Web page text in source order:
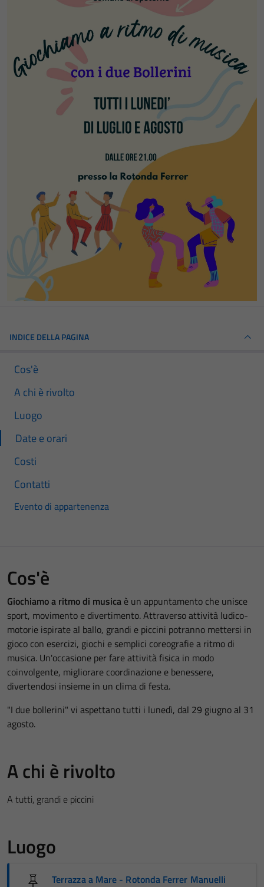
INDICE DELLA PAGINA
Cos'è
A chi è rivolto
Luogo
Date e orari
Costi
Contatti
Evento di appartenenza
Cos'è
Giochiamo a ritmo di musica è un appuntamento che unisce
sport, movimento e divertimento. Attraverso attività ludico-
motorie ispirate al ballo, grandi e piccini potranno mettersi in
gioco con esercizi, giochi e semplici coreografie a ritmo di
musica. Un'occasione per fare attività fisica in modo
coinvolgente, migliorare coordinazione e benessere,
divertendosi insieme in un clima di festa.
"I due bollerini" vi aspettano tutti i lunedì, dal 29 giugno al 31
agosto.
A chi è rivolto
A tutti, grandi e piccini
Luogo
Terrazza a Mare - Rotonda Ferrer Manuelli